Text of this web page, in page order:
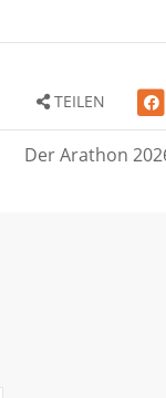
TEILEN
Der Arathon